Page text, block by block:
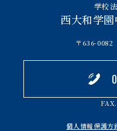
学校
西大和学
〒636-0082
個人情報保護方